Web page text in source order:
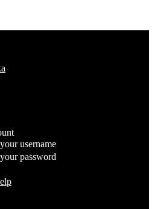
your username
your password